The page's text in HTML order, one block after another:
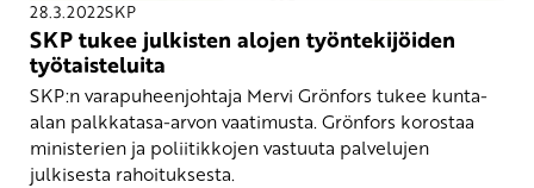
28.3.2022SKP
SKP tukee julkisten alojen työntekijöiden
työtaisteluita
SKP:n varapuheenjohtaja Mervi Grönfors tukee kunta-
alan palkkatasa-arvon vaatimusta. Grönfors korostaa
ministerien ja poliitikkojen vastuuta palvelujen
julkisesta rahoituksesta.